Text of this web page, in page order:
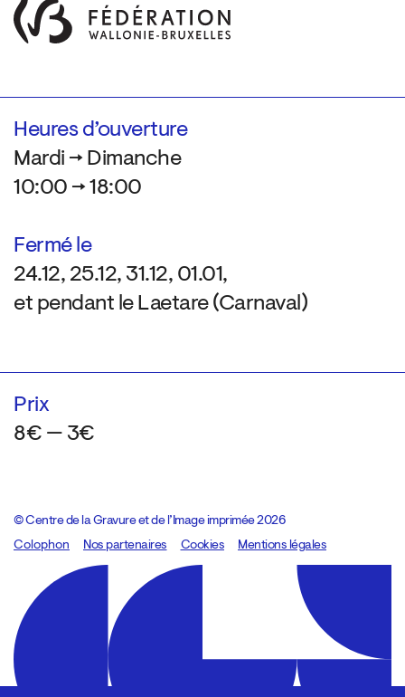
Heures d’ouverture
Mardi → Dimanche
10:00 → 18:00
Fermé le
24.12, 25.12, 31.12, 01.01,
et pendant le Laetare (Carnaval)
Prix
8€ — 3€
© Centre de la Gravure et de l’Image imprimée 2026
Colophon
Design:Marcel Kaczmarek, code:8080.studio
Nos partenaires Cookies Mentions légales